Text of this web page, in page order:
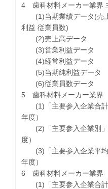
4 歯科材料メーカー業界
(1)当期業績データ(売
利益 従業員数)
(2)売上高データ
(3)営業利益データ
(4)経常利益データ
(5)当期純利益データ
(6)従業員数データ
5 歯科材料メーカー業界
(1)「主要参入企業合計
年度）
(2)「主要参入企業別」
度）
(3)「主要参入企業平均
年度）
6 歯科材料メーカー業界
(1)「主要参入企業合計